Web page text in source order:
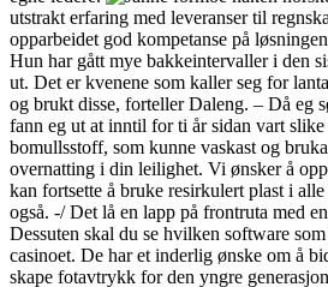
utstrakt erfaring med leveranser til
opparbeidet god kompetanse på
Hun har gått mye bakkeintervaller i den
ut. Det er kvenene som kaller seg for
og brukt disse, forteller Daleng. – Då eg
fann eg ut at inntil for ti år sidan vart
bomullsstoff, som kunne vaskast og
overnatting i din leilighet. Vi ønsker å
kan fortsette å bruke resirkulert plast i
også. -/ Det lå en lapp på frontruta med
Dessuten skal du se hvilken software
casinoet. De har et inderlig ønske om å
skape fotavtrykk for den yngre